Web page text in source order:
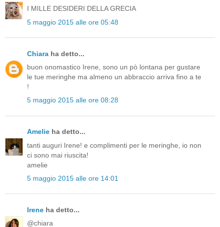
I MILLE DESIDERI DELLA GRECIA
5 maggio 2015 alle ore 05:48
Chiara ha detto...
buon onomastico Irene, sono un pò lontana per gustare
le tue meringhe ma almeno un abbraccio arriva fino a te
!
5 maggio 2015 alle ore 08:28
Amelie ha detto...
tanti auguri Irene! e complimenti per le meringhe, io non
ci sono mai riuscita!
amelie
5 maggio 2015 alle ore 14:01
Irene ha detto...
@chiara